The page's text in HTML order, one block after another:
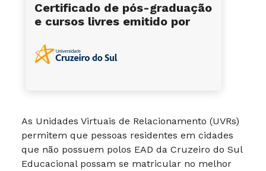
As Unidades Virtuais de Relacionamento (UVRs)
permitem que pessoas residentes em cidades
que não possuem polos EAD da Cruzeiro do Sul
Educacional possam se matricular no melhor
Certificado de pós-graduação
e cursos livres emitido por